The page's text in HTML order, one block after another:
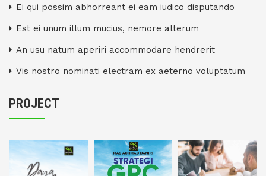
Ei qui possim abhorreant ei eam iudico disputando
Est ei unum illum mucius, nemore alterum
An usu natum aperiri accommodare hendrerit
Vis nostro nominati electram ex aeterno voluptatum
PROJECT